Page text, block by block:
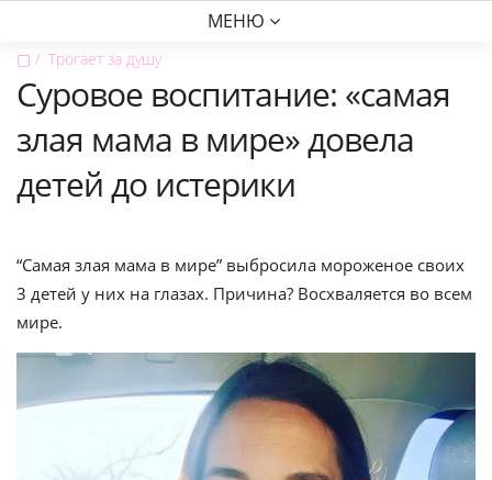
МЕНЮ
▢ Трогает за душу
Суровое воспитание: «самая
злая мама в мире» довела
детей до истерики
“Самая злая мама в мире” выбросила мороженое своих
3 детей у них на глазах. Причина? Восхваляется во всем
мире.